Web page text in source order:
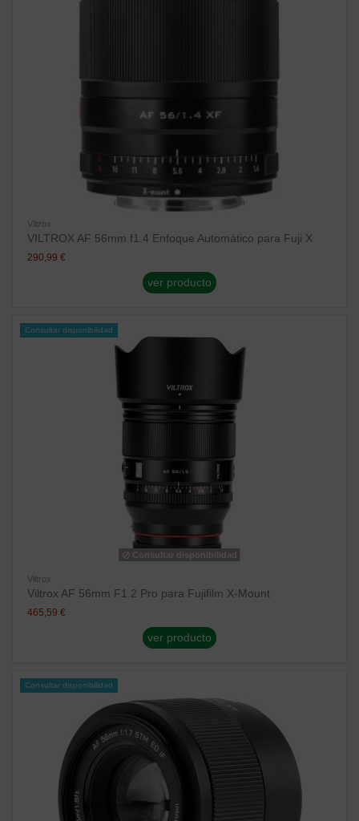
Viltrox
VILTROX AF 56mm f1.4 Enfoque Automático para Fuji X
290,99 €
ver producto
Consultar disponibilidad
Consultar disponibilidad
Viltrox
Viltrox AF 56mm F1.2 Pro para Fujifilm X-Mount
465,59 €
ver producto
Consultar disponibilidad